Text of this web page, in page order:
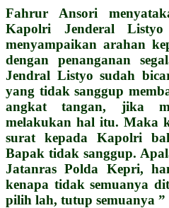
Fahrur Ansori
Kapolri Jenderal
menyampaikan arahan
dengan penanganan
Jendral Listyo sudah
yang tidak sanggup
angkat tangan, jika
melakukan hal itu. Maka
surat kepada Kapolri
Bapak tidak sanggup.
Jatanras Polda Kepri,
kenapa tidak semuanya
pilih lah, tutup semuanya ”